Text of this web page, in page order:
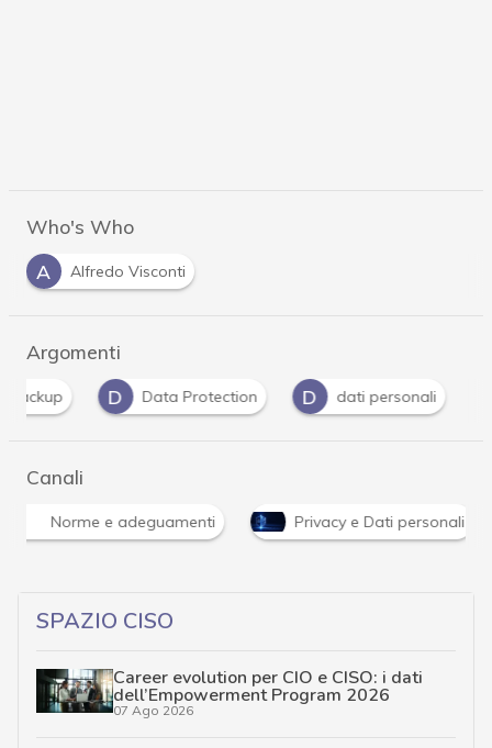
Who's Who
A
Alfredo Visconti
Argomenti
D
Data Protection D dati personali G
Canali
Norme e adeguamenti Privacy e Dati personali
SPAZIO CISO
Career evolution per CIO e CISO: i dati
dell’Empowerment Program 2026
07 Ago 2026